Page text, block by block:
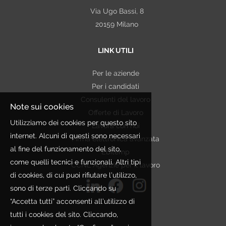
politico o sindacale, nonché lo stato di salute. In
alcuni casi tali Dati potrebbero essere strettamente
trattati esclusivamente per le finalità connesse
contrattuale/precontrattuale, legale, normativo,
regolamentare, nonché a disposizioni impartite da
autorità a ciò legittimate e da organi di vigilanza e
controllo. Qualora nei curricula inviati dai Candidati
siano presenti dati non pertinenti rispetto alla finalità
perseguita, Etjca si asterrà dall'utilizzare tali
In ogni caso tutti questi dati vengono trattati nel
rispetto della citata legge e degli obblighi di
Via Ugo Bassi, 8
20159 Milano
LINK UTILI
Per le aziende
Per i candidati
Consulenti del lavoro
Offerte di Lavoro
Lavora con noi
Firma elettronica avanzata
Ebitemp
CCNL Agenzie per il lavoro
Note sui cookies
Utilizziamo dei cookies per questo sito
internet. Alcuni di questi sono necessari
al fine del funzionamento del sito,
come quelli tecnici e funzionali. Altri tipi
di cookies, di cui puoi rifiutare l’utilizzo,
sono di terze parti. Cliccando su
“Accetta tutti” acconsenti all’utilizzo di
tutti i cookies del sito. Cliccando,